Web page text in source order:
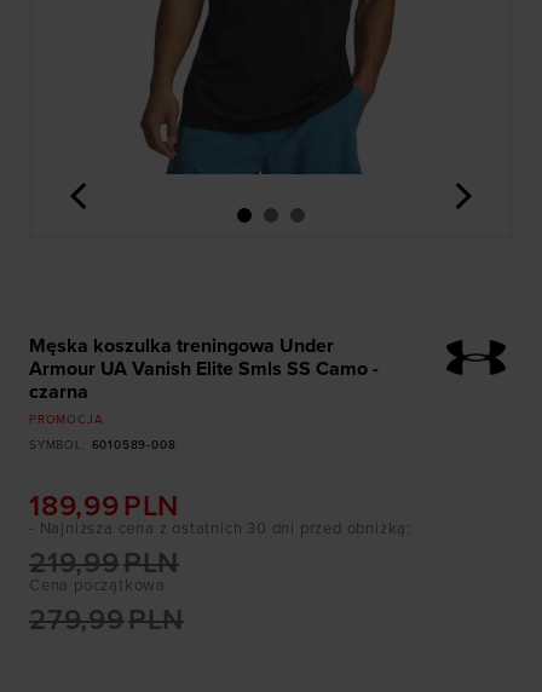
<
Męska koszulka treningowa Under
Armour UA Vanish Elite Smls SS Camo -
czarna
PROMOCJA
SYMBOL
6010589-008
189,99 PLN
Cena początkowa
279,99PLN
219,99PLN
- Najniższa cena z ostatnich 30 dni przed obniżką: